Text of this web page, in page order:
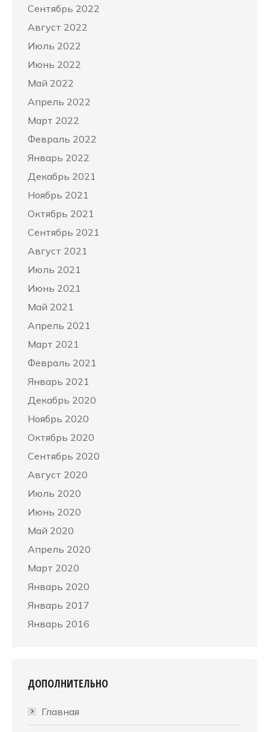
Сентябрь 2022
Август 2022
Июль 2022
Июнь 2022
Май 2022
Апрель 2022
Март 2022
Февраль 2022
Январь 2022
Декабрь 2021
Ноябрь 2021
Октябрь 2021
Сентябрь 2021
Август 2021
Июль 2021
Июнь 2021
Май 2021
Апрель 2021
Март 2021
Февраль 2021
Январь 2021
Декабрь 2020
Ноябрь 2020
Октябрь 2020
Сентябрь 2020
Август 2020
Июль 2020
Июнь 2020
Май 2020
Апрель 2020
Март 2020
Январь 2020
Январь 2017
Январь 2016
ДОПОЛНИТЕЛЬНО
Главная